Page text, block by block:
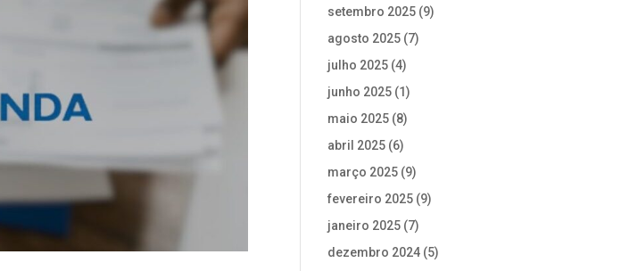
setembro 2025 (9)
agosto 2025 (7)
julho 2025 (4)
junho 2025 (1)
maio 2025 (8)
abril 2025 (6)
março 2025 (9)
fevereiro 2025 (9)
janeiro 2025 (7)
dezembro 2024 (5)